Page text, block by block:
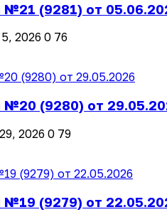
№21 (9281) от
2026 0 76
№20 (9280) от
2026 0 79
№19 (9279) от